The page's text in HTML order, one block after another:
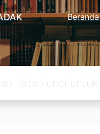
Beranda